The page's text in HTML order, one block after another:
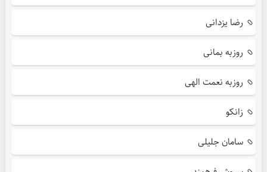
رضا یزدانی
روزبه بمانی
روزبه نعمت الهی
زانکو
سامان جلیلی